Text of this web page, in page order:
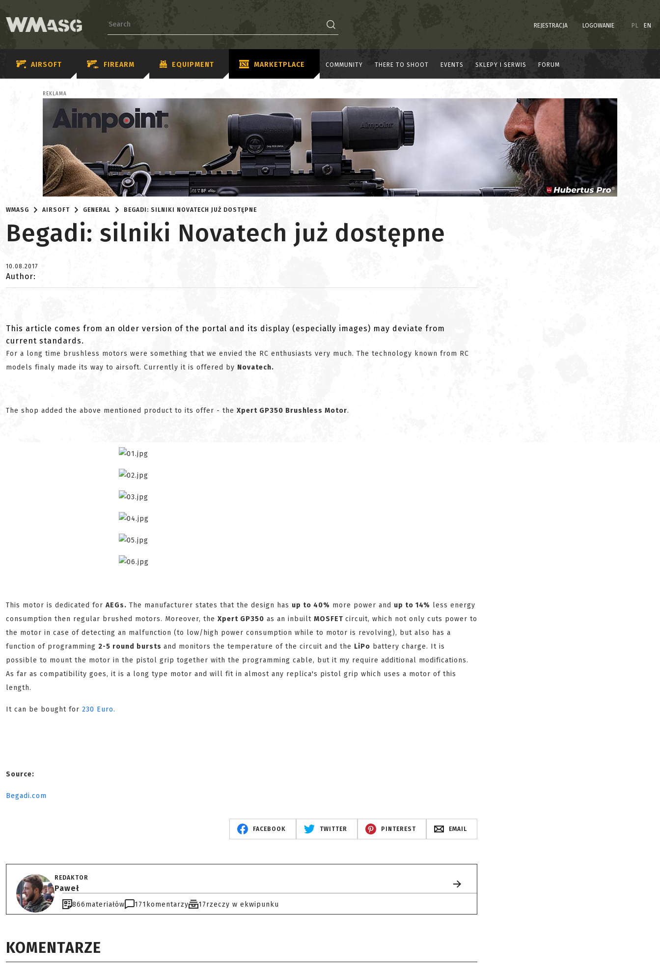
REJESTRACJA LOGOWANIE PL EN
AIRSOFT FIREARM EQUIPMENT MARKETPLACE COMMUNITY THERE TO SHOOT EVENTS SKLEPY I SERWIS FORUM
REKLAMA
WMASG AIRSOFT GENERAL BEGADI: SILNIKI NOVATECH JUŻ DOSTĘPNE
Begadi: silniki Novatech już dostępne
10.08.2017
Author:
This article comes from an older version of the portal and its display (especially images) may deviate from
current standards.
For a long time brushless motors were something that we envied the RC enthusiasts very much. The technology known from RC
models finaly made its way to airsoft. Currently it is offered by Novatech.
The shop added the above mentioned product to its offer - the Xpert GP350 Brushless Motor.
This motor is dedicated for AEGs. The manufacturer states that the design has up to 40% more power and up to 14% less energy
consumption then regular brushed motors. Moreover, the Xpert GP350 as an inbuilt MOSFET circuit, which not only cuts power to
the motor in case of detecting an malfunction (to low/high power consumption while to motor is revolving), but also has a
function of programming 2-5 round bursts and monitors the temperature of the circuit and the LiPo battery charge. It is
possible to mount the motor in the pistol grip together with the programming cable, but it my require additional modifications.
As far as compatibility goes, it is a long type motor and will fit in almost any replica's pistol grip which uses a motor of this
length.
It can be bought for 230 Euro.
Source:
Begadi.com
FACEBOOK TWITTER PINTEREST EMAIL
REDAKTOR
Paweł
866materiałów 171 komentarzy 17rzeczy w ekwipunku
KOMENTARZE